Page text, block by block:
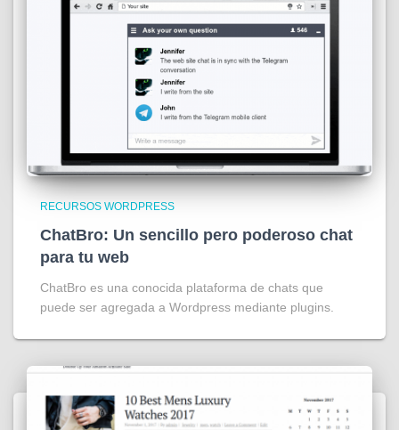
RECURSOS WORDPRESS
ChatBro: Un sencillo pero poderoso chat
para tu web
ChatBro es una conocida plataforma de chats que
puede ser agregada a Wordpress mediante plugins.